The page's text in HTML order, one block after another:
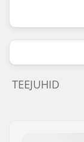
TEEJUHID